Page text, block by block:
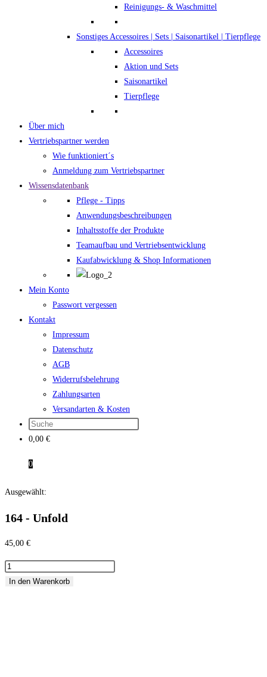
Reinigungs- & Waschmittel
Sonstiges Accessoires | Sets | Saisonartikel | Tierpflege
Accessoires
Aktion und Sets
Saisonartikel
Tierpflege
Über mich
Vertriebspartner werden
Wie funktioniert´s
Anmeldung zum Vertriebspartner
Wissensdatenbank
Pflege - Tipps
Anwendungsbeschreibungen
Inhaltsstoffe der Produkte
Teamaufbau und Vertriebsentwicklung
Kaufabwicklung & Shop Informationen
Mein Konto
Passwort vergessen
Kontakt
Impressum
Datenschutz
AGB
Widerrufsbelehrung
Zahlungsarten
Versandarten & Kosten
0,00 €
0
Ausgewählt:
164 - Unfold
45,00 €
164
In den Warenkorb